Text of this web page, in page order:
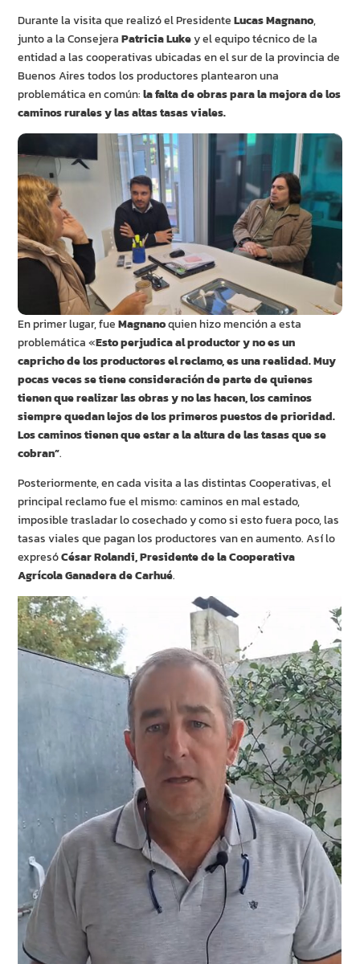
Durante la visita que realizó el PresidenteLucas Magnano,
junto a la ConsejeraPatricia Lukey el equipo técnico de la
entidad a las cooperativas ubicadas en el sur de la provincia de
Buenos Aires todos los productores plantearon una
problemática en común:la falta de obras para la mejora de los
caminos rurales y las altas tasas viales.
En primer lugar, fueMagnanoquien hizo mención a esta
problemática «Esto perjudica al productor y no es un
capricho de los productores el reclamo, es una realidad. Muy
pocas veces se tiene consideración de parte de quienes
tienen que realizar las obras y no las hacen, los caminos
siempre quedan lejos de los primeros puestos de prioridad.
Los caminos tienen que estar a la altura de las tasas que se
cobran”.
Posteriormente, en cada visita a las distintas Cooperativas, el
principal reclamo fue el mismo: caminos en mal estado,
imposible trasladar lo cosechado y como si esto fuera poco, las
tasas viales que pagan los productores van en aumento. Así lo
expresóCésar Rolandi, Presidente de la Cooperativa
Agrícola Ganadera de Carhué.